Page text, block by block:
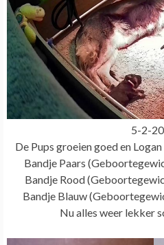
5-2-
De Pups groeien goed en
Bandje Paars
Bandje Rood
Bandje Blauw
Nu alles weer lekker